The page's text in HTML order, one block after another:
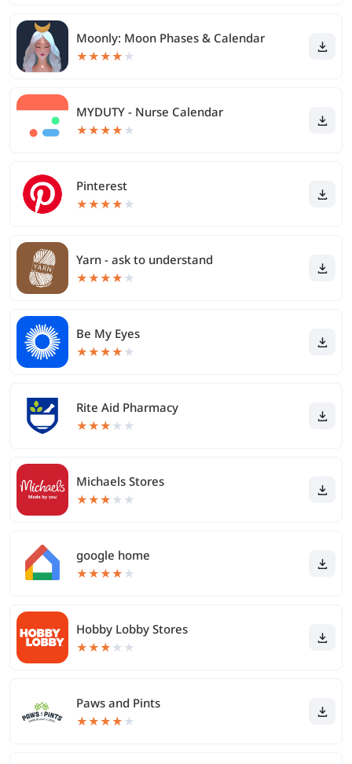
Moonly: Moon Phases & Calendar
★★★★ ★
MYDUTY - Nurse Calendar
★★★★ ★
Pinterest
★★★★ ★
Yarn - ask to understand
★★★★ ★
Be My Eyes
★★★★ ★
Rite Aid Pharmacy
★★★ ★ ★
Michaels Stores
★★★ ★ ★
google home
★★★★ ★
Hobby Lobby Stores
★★★ ★ ★
Paws and Pints
★★★★ ★